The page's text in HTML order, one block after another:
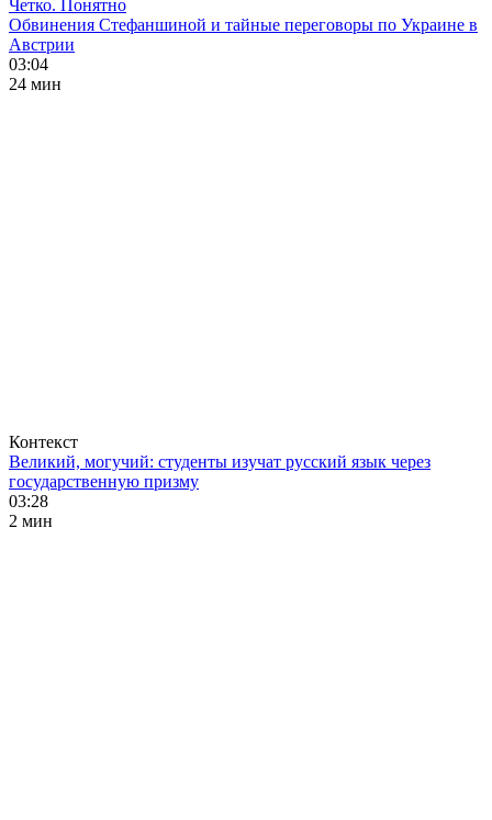
Четко. Понятно
Обвинения Стефаншиной и тайные переговоры по Украине в
Австрии
03:04
24 мин
Контекст
Великий, могучий: студенты изучат русский язык через
государственную призму
03:28
2 мин